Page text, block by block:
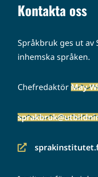
Kontakta oss
Språkbruk ges ut av
inhemska språken.
ChefredaktörMay
(siirryt